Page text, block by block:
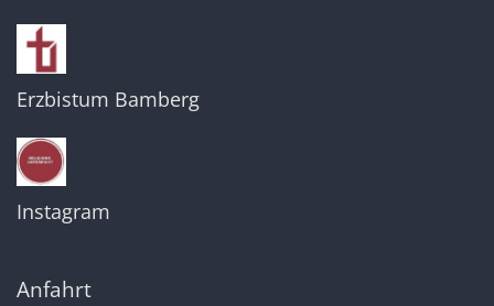
Erzbistum Bamberg
Instagram
Anfahrt